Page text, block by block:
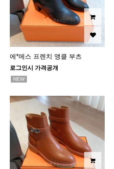
에*메스 프렌치 앵클 부츠
로그인시 가격공개
NEW